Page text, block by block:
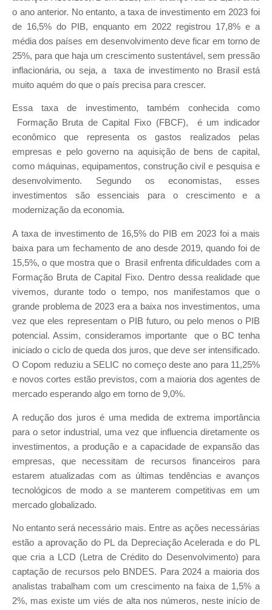
o ano anterior. No entanto, a taxa de investimento em 2023 foi
de 16,5% do PIB, enquanto em 2022 registrou 17,8% e a
média dos países em desenvolvimento deve ficar em torno de
25%, para que haja um crescimento sustentável, sem pressão
inflacionária, ou seja, a taxa de investimento no Brasil está
muito aquém do que o país precisa para crescer.
Essa taxa de investimento, também conhecida como
Formação Bruta de Capital Fixo (FBCF), é um indicador
econômico que representa os gastos realizados pelas
empresas e pelo governo na aquisição de bens de capital,
como máquinas, equipamentos, construção civil e pesquisa e
desenvolvimento. Segundo os economistas, esses
investimentos são essenciais para o crescimento e a
modernização da economia.
A taxa de investimento de 16,5% do PIB em 2023 foi a mais
baixa para um fechamento de ano desde 2019, quando foi de
15,5%, o que mostra que o Brasil enfrenta dificuldades com a
Formação Bruta de Capital Fixo. Dentro dessa realidade que
vivemos, durante todo o tempo, nos manifestamos que o
grande problema de 2023 era a baixa nos investimentos, uma
vez que eles representam o PIB futuro, ou pelo menos o PIB
potencial. Assim, consideramos importante que o BC tenha
iniciado o ciclo de queda dos juros, que deve ser intensificado.
O Copom reduziu a SELIC no começo deste ano para 11,25%
e novos cortes estão previstos, com a maioria dos agentes de
mercado esperando algo em torno de 9,0%.
A redução dos juros é uma medida de extrema importância
para o setor industrial, uma vez que influencia diretamente os
investimentos, a produção e a capacidade de expansão das
empresas, que necessitam de recursos financeiros para
estarem atualizadas com as últimas tendências e avanços
tecnológicos de modo a se manterem competitivas em um
mercado globalizado.
No entanto será necessário mais. Entre as ações necessárias
estão a aprovação do PL da Depreciação Acelerada e do PL
que cria a LCD (Letra de Crédito do Desenvolvimento) para
captação de recursos pelo BNDES. Para 2024 a maioria dos
analistas trabalham com um crescimento na faixa de 1,5% a
2%, mas existe um viés de alta nos números, neste início de